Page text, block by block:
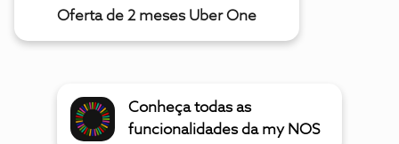
Oferta de 2 meses Uber One
Conheça todas as
funcionalidades da my NOS